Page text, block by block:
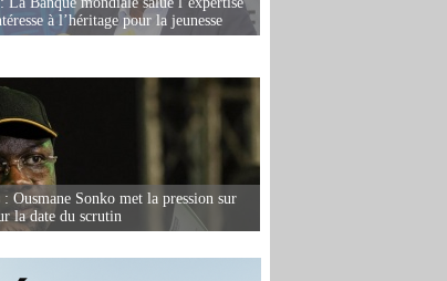
à l’héritage pour la jeunesse
Ousmane Sonko met la pression sur
la date du scrutin